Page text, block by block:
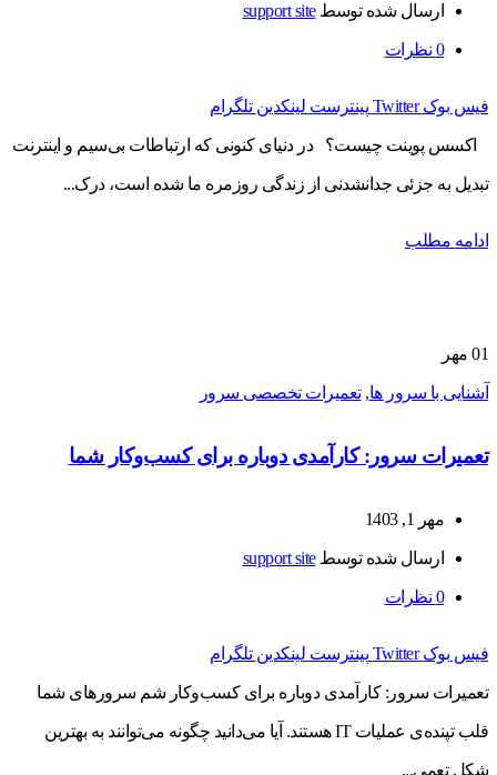
ارسال شده توسطsupport site
0 نظرات
فیس بوک Twitter پینترست لینکدین تلگرام
اکسس پوینت چیست؟ در دنیای کنونی که ارتباطات بی‌سیم و اینترنت
تبدیل به جزئی جدانشدنی از زندگی روزمره ما شده است، درک...
ادامه مطلب
01 مهر
آشنایی با سرور ها,تعمیرات تخصصی سرور
تعمیرات سرور: کارآمدی دوباره برای کسب‌وکار شما
مهر 1, 1403
ارسال شده توسطsupport site
0 نظرات
فیس بوک Twitter پینترست لینکدین تلگرام
تعمیرات سرور: کارآمدی دوباره برای کسب‌وکار شم سرورهای شما
قلب تپنده‌ی عملیات IT هستند. آیا می‌دانید چگونه می‌توانند به بهترین
شکل تعمی...